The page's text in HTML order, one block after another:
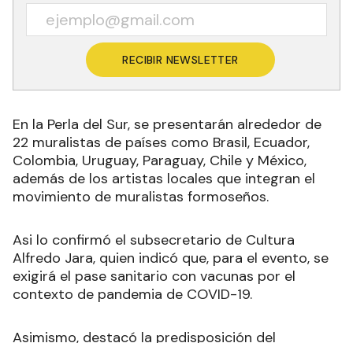
RECIBIR NEWSLETTER
En la Perla del Sur, se presentarán alrededor de
22 muralistas de países como Brasil, Ecuador,
Colombia, Uruguay, Paraguay, Chile y México,
además de los artistas locales que integran el
movimiento de muralistas formoseños.
Asi lo confirmó el subsecretario de Cultura
Alfredo Jara, quien indicó que, para el evento, se
exigirá el pase sanitario con vacunas por el
contexto de pandemia de COVID-19.
Asimismo, destacó la predisposición del